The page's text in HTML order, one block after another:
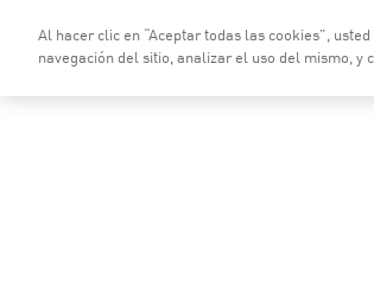
Saltar al contenido principal
Al hacer clic en “Aceptar todas las cookies”,
navegación del sitio, analizar el uso del mismo, y